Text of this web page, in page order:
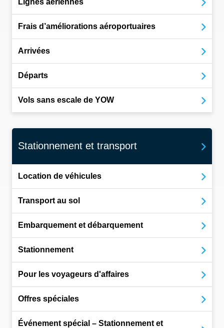
Frais d’améliorations aéroportuaires
Arrivées
Départs
Vols sans escale de YOW
Stationnement et transport
Location de véhicules
Transport au sol
Embarquement et débarquement
Stationnement
Pour les voyageurs d'affaires
Offres spéciales
Événement spécial – Stationnement et